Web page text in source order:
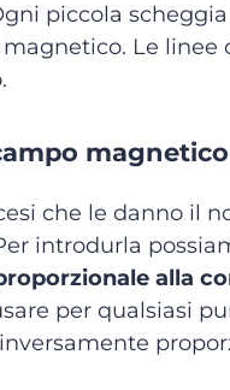
piccola
Le
che le danno il
introdurla
alla
per qualsiasi